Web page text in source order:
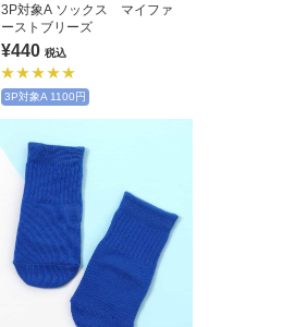
3P対象A ソックス マイファ
ーストブリーズ
¥440 税込
3P対象A 1100円